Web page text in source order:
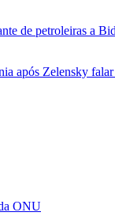
de petroleiras a
após Zelensky
ONU